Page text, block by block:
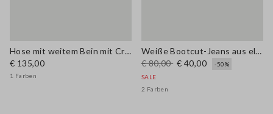
Hose mit weitem Bein mit Crinkle-Effekt
€ 135,00
1 Farben
Weiße Bootcut-Jeans aus elastischem Baumwollstoff
€ 80,00 € 40,00
-50%
SALE
2 Farben